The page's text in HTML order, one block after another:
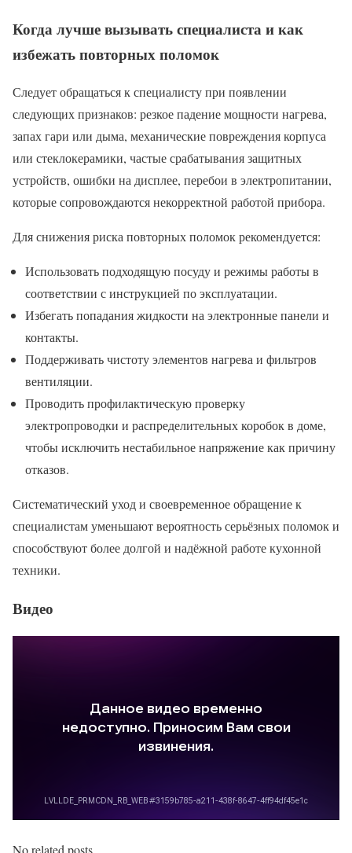
Когда лучше вызывать специалиста и как
избежать повторных поломок
Следует обращаться к специалисту при появлении
следующих признаков: резкое падение мощности нагрева,
запах гари или дыма, механические повреждения корпуса
или стеклокерамики, частые срабатывания защитных
устройств, ошибки на дисплее, перебои в электропитании,
которые сопровождаются некорректной работой прибора.
Для снижения риска повторных поломок рекомендуется:
Использовать подходящую посуду и режимы работы в
соответствии с инструкцией по эксплуатации.
Избегать попадания жидкости на электронные панели и
контакты.
Поддерживать чистоту элементов нагрева и фильтров
вентиляции.
Проводить профилактическую проверку
электропроводки и распределительных коробок в доме,
чтобы исключить нестабильное напряжение как причину
отказов.
Систематический уход и своевременное обращение к
специалистам уменьшают вероятность серьёзных поломок и
способствуют более долгой и надёжной работе кухонной
техники.
Видео
No related posts.